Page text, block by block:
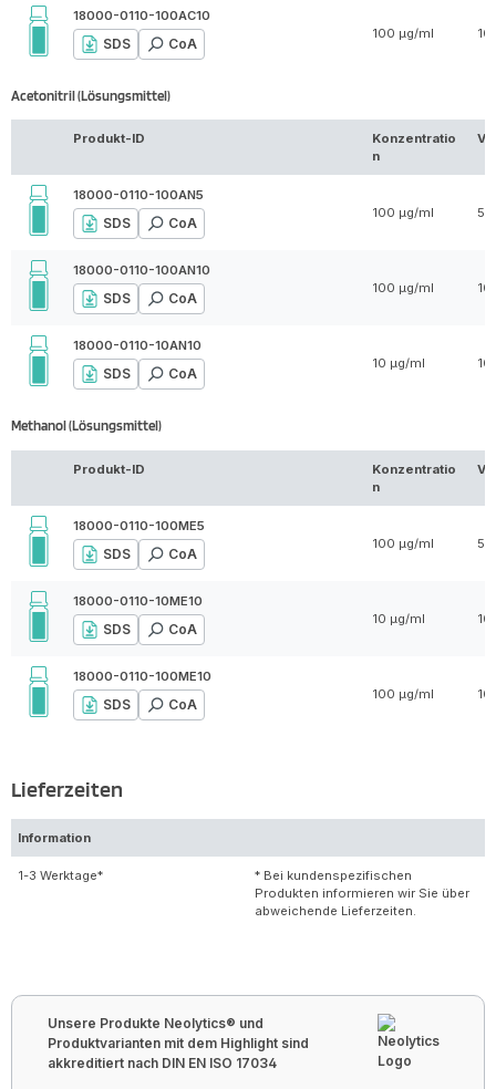
18000-0110-100AC10
SDS CoA
100 µg/ml 10
Acetonitril (Lösungsmittel)
Produkt-ID
Konzentratio
n
18000-0110-100AN5
SDS CoA
100 µg/ml 5
18000-0110-100AN10
SDS CoA
100 µg/ml 10
18000-0110-10AN10
SDS CoA
10 µg/ml 10
Methanol (Lösungsmittel)
Produkt-ID
Konzentratio
n
18000-0110-100ME5
SDS CoA
100 µg/ml 5
18000-0110-10ME10
SDS CoA
10 µg/ml 10
18000-0110-100ME10
SDS CoA
100 µg/ml 10
Lieferzeiten
Information
1-3 Werktage*
* Bei kundenspezifischen
Produkten informieren wir Sie über
abweichende Lieferzeiten.
Unsere Produkte Neolytics® und
Produktvarianten mit dem Highlight sind
akkreditiert nach DIN EN ISO 17034